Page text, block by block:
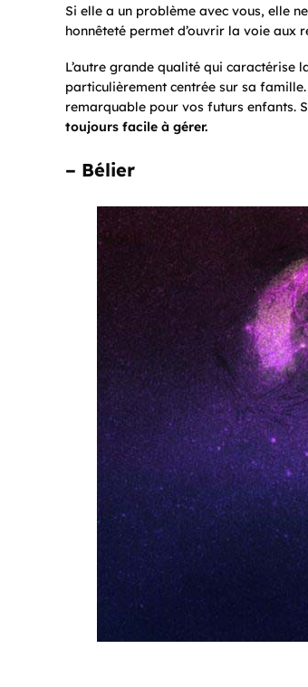
Si elle a un problème avec vous, elle
honnêteté permet d’ouvrir la voie aux
L’autre grande qualité qui caractérise
particulièrement centrée sur sa famille.
remarquable pour vos futurs enfants.
toujours facile à gérer.
– Bélier